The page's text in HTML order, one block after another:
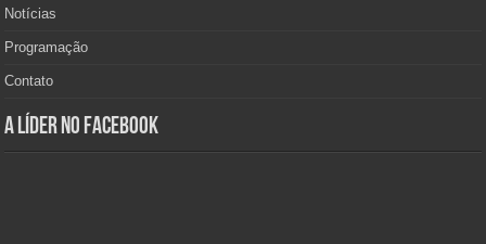
Notícias
Programação
Contato
A Líder no Facebook